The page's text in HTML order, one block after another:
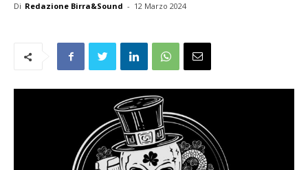
Di Redazione Birra&Sound - 12 Marzo 2024